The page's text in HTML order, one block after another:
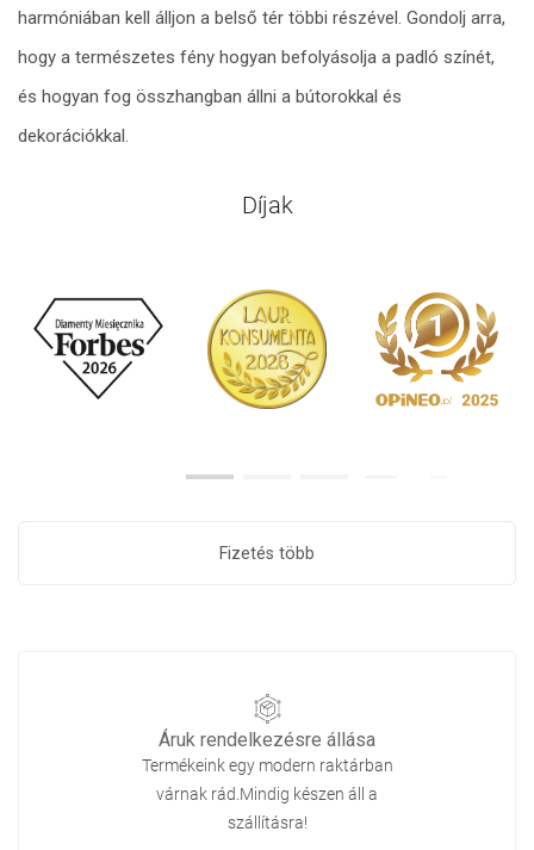
harmóniában kell álljon a belső tér többi részével. Gondolj arra,
hogy a természetes fény hogyan befolyásolja a padló színét,
és hogyan fog összhangban állni a bútorokkal és
dekorációkkal.
Díjak
Fizetés több
Áruk rendelkezésre állása
Termékeink egy modern raktárban
várnak rád.Mindig készen áll a
szállításra!